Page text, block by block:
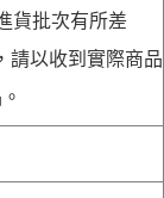
貨批次有所差
請以收到實際商品